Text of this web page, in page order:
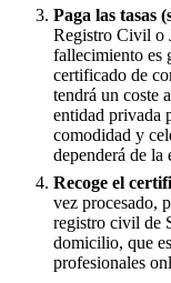
Paga las tasas
Registro Civil o
fallecimiento es
certificado de
tendrá un coste
entidad privada
comodidad y
dependerá de la
Recoge el
vez procesado,
registro civil de
domicilio, que
profesionales